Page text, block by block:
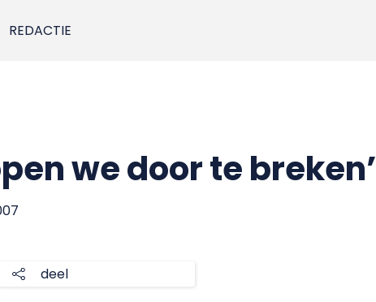
REDACTIE
we door te breken’
deel